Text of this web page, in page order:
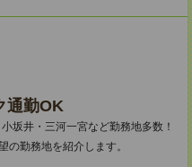
通勤OK
坂井・三河一宮など勤務地多数！
勤務地を紹介します。